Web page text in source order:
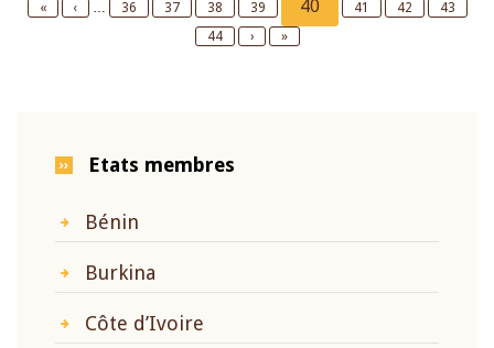
First
«
Previous
‹ … Page
36 Page
37 Page
38 Page
39
Current
page
40 Page
41 Page
42 Page
43
Page
44
Next
›
Last
»
Etats membres
Bénin
Burkina
Côte d’Ivoire